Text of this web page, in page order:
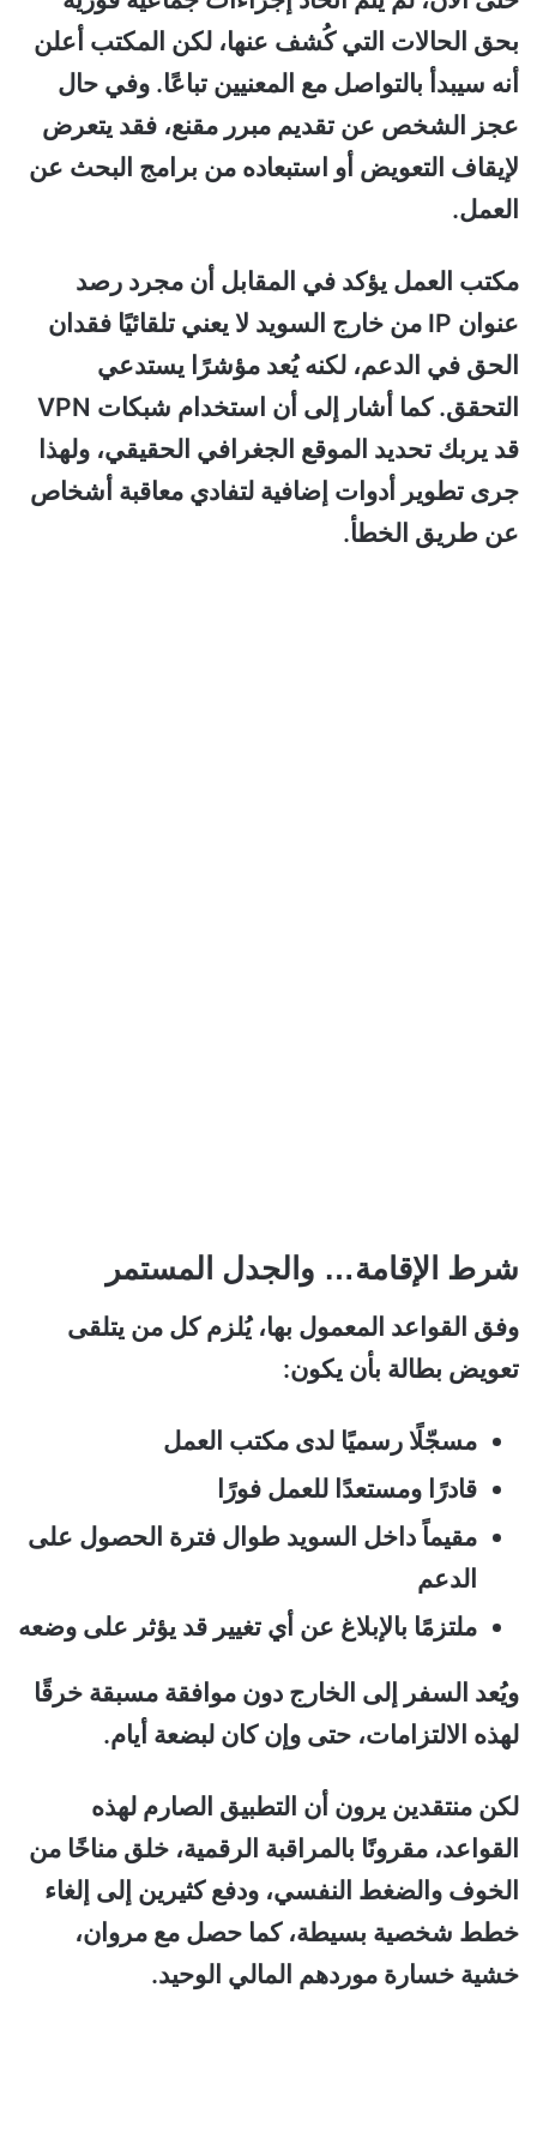
بحق الحالات التي كُشف عنها، لكن المكتب أعلن
أنه سيبدأ بالتواصل مع المعنيين تباعًا. وفي حال
عجز الشخص عن تقديم مبرر مقنع، فقد يتعرض
لإيقاف التعويض أو استبعاده من برامج البحث عن
العمل.
مكتب العمل يؤكد في المقابل أن مجرد رصد
عنوان IP من خارج السويد لا يعني تلقائيًا فقدان
الحق في الدعم، لكنه يُعد مؤشرًا يستدعي
التحقق. كما أشار إلى أن استخدام شبكات VPN
قد يربك تحديد الموقع الجغرافي الحقيقي، ولهذا
جرى تطوير أدوات إضافية لتفادي معاقبة أشخاص
عن طريق الخطأ.
شرط الإقامة… والجدل المستمر
وفق القواعد المعمول بها، يُلزم كل من يتلقى
تعويض بطالة بأن يكون:
مسجّلًا رسميًا لدى مكتب العمل
قادرًا ومستعدًا للعمل فورًا
مقيماً داخل السويد طوال فترة الحصول على
الدعم
ملتزمًا بالإبلاغ عن أي تغيير قد يؤثر على وضعه
ويُعد السفر إلى الخارج دون موافقة مسبقة خرقًا
لهذه الالتزامات، حتى وإن كان لبضعة أيام.
لكن منتقدين يرون أن التطبيق الصارم لهذه
القواعد، مقرونًا بالمراقبة الرقمية، خلق مناخًا من
الخوف والضغط النفسي، ودفع كثيرين إلى إلغاء
خطط شخصية بسيطة، كما حصل مع مروان،
خشية خسارة موردهم المالي الوحيد.